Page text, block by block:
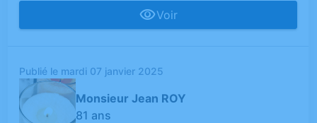
Voir
Publié le mardi 07 janvier 2025
Monsieur Jean ROY
81 ans